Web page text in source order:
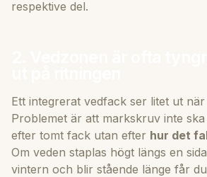
respektive del.
Ett integrerat vedfack ser litet ut
Problemet är att markskruv inte ska
efter tomt fack utan efter hur det
Om veden staplas högt längs en
vintern och blir stående länge får